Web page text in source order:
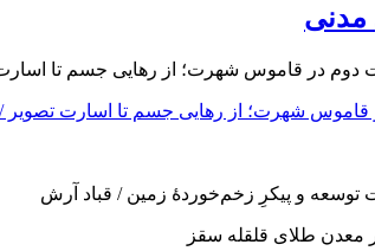
مدنی
شهرت؛ از رهایی جسم تا اسارت تصویر
معدن طلای قلقله سقز